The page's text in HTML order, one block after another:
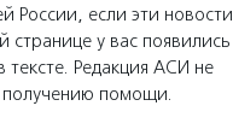
России, если эти новости
странице у вас появились
Редакция АСИ не
получению помощи.